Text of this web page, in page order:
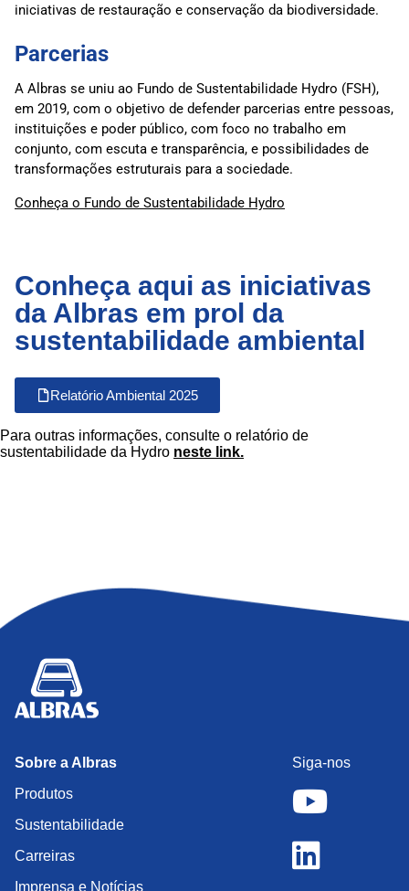
iniciativas de restauração e conservação da biodiversidade.
Parcerias
A Albras se uniu ao Fundo de Sustentabilidade Hydro (FSH),
em 2019, com o objetivo de defender parcerias entre pessoas,
instituições e poder público, com foco no trabalho em
conjunto, com escuta e transparência, e possibilidades de
transformações estruturais para a sociedade.
Conheça o Fundo de Sustentabilidade Hydro
Conheça aqui as iniciativas
da Albras em prol da
sustentabilidade ambiental
Relatório Ambiental 2025
Para outras informações, consulte o relatório de
sustentabilidade da Hydro neste link.
Sobre a Albras
Produtos
Sustentabilidade
Carreiras
Imprensa e Notícias
Siga-nos